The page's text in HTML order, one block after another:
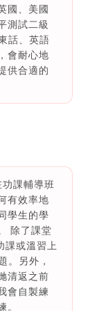
國、美國
測試二級
話、英語
會耐心地
供合適的
功課輔導班
有效率地
學生的學
除了課堂
課或溫習上
。另外，
清返之前
會自製練